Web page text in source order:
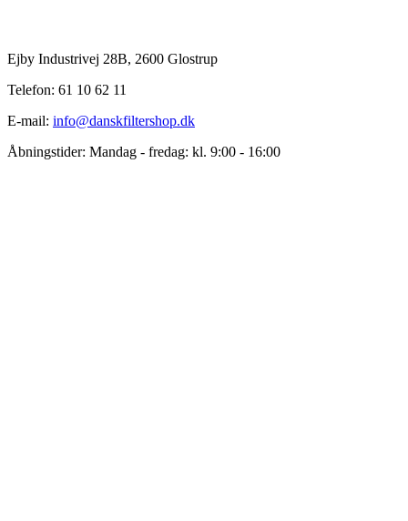
Ejby Industrivej 28B, 2600 Glostrup
Telefon: 61 10 62 11
E-mail: info@danskfiltershop.dk
Åbningstider: Mandag - fredag: kl. 9:00 - 16:00